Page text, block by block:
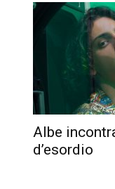
Albe
d’esordio